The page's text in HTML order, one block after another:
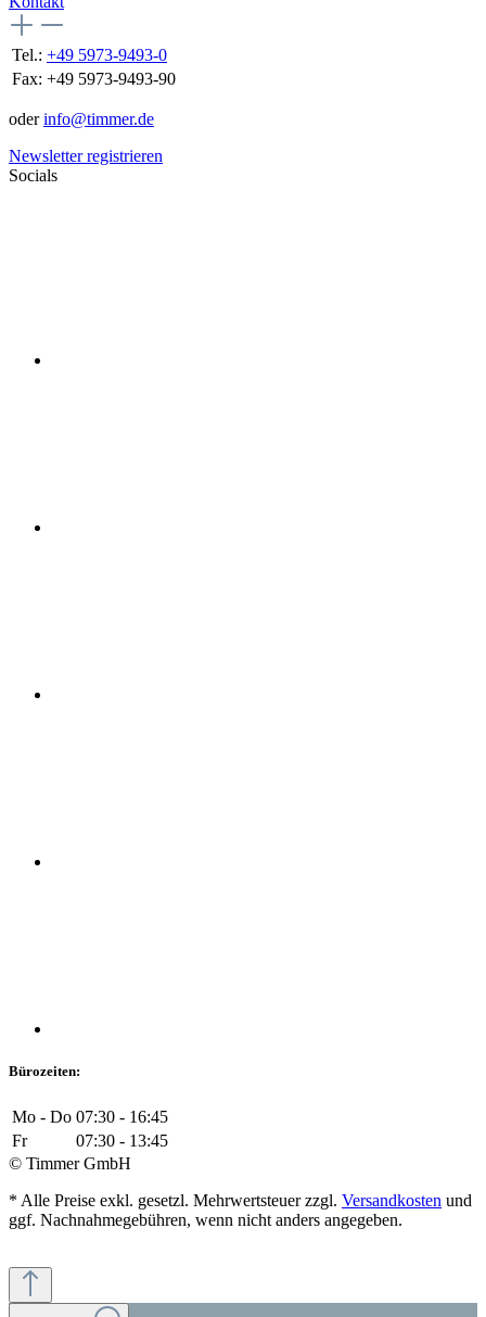
Tel.: +49 5973-9493-0
Fax: +49 5973-9493-90
oderinfo@timmer.de
Newsletter registrieren
Socials
Bürozeiten:
Mo - Do 07:30 - 16:45
Fr
07:30 - 13:45
© Timmer GmbH
* Alle Preise exkl. gesetzl. Mehrwertsteuer zzgl. Versandkosten und
ggf. Nachnahmegebühren, wenn nicht anders angegeben.